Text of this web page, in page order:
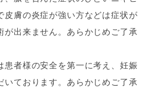
皮膚の炎症が強い方などは症状が
が出来ません。あらかじめご了承
患者様の安全を第一に考え、妊娠
いております。あらかじめご了承